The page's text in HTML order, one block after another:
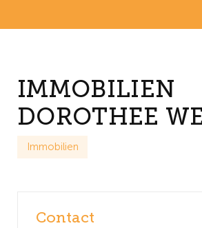
IMMOBILIEN
DOROTHEE
Immobilien
Contact